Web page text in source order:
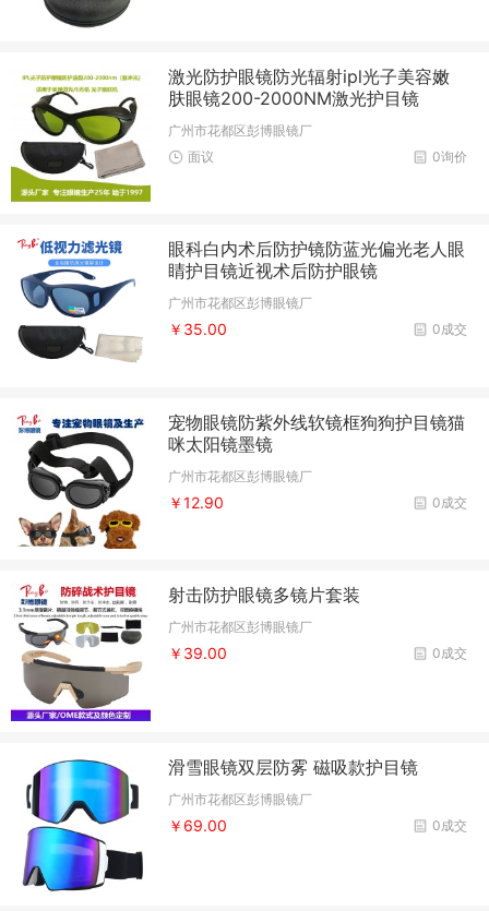
激光防护眼镜防光辐射ipl光子美容嫩
肤眼镜200-2000NM激光护目镜
广州市花都区彭博眼镜厂
0询价
面议
眼科白内术后防护镜防蓝光偏光老人眼
睛护目镜近视术后防护眼镜
广州市花都区彭博眼镜厂
0成交
￥35.00
宠物眼镜防紫外线软镜框狗狗护目镜猫
咪太阳镜墨镜
广州市花都区彭博眼镜厂
0成交
￥12.90
射击防护眼镜多镜片套装
广州市花都区彭博眼镜厂
0成交
￥39.00
滑雪眼镜双层防雾 磁吸款护目镜
广州市花都区彭博眼镜厂
0成交
￥69.00